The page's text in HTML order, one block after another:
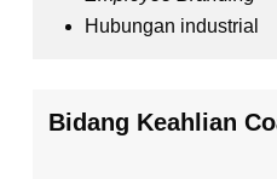
Hubungan industrial
Bidang Keahlian